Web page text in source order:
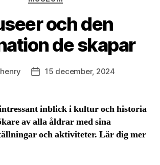
och den
de skapar
henry Inläggsdatum
15 december, 2024
inblick i kultur och historia
av alla åldrar med sina
och aktiviteter. Lär dig mer